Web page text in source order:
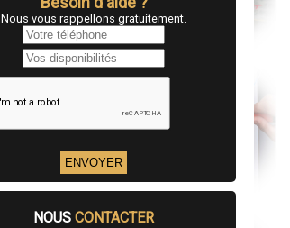
Nous vous rappellons gratuitement.
NOUS CONTACTER